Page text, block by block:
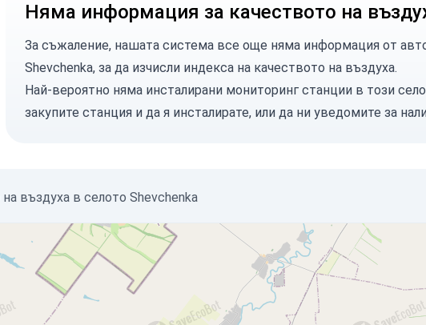
Няма информация за качеството на
За съжаление, нашата система все още няма информация от
Shevchenka, за да изчисли индекса на качеството на въздуха.
Най-вероятно няма инсталирани мониторинг станции в този
закупите станцияи да я инсталирате, или да ни уведомите за
въздуха в селото Shevchenka